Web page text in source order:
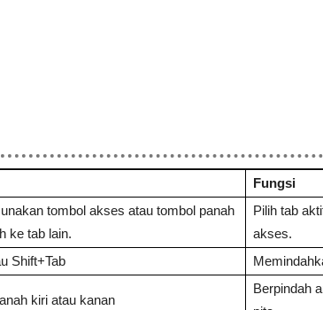
Fungsi
tombol akses atau tombol panah
ke tab lain.
Pilih tab
akses.
Shift+Tab
kiri atau kanan
Berpindah